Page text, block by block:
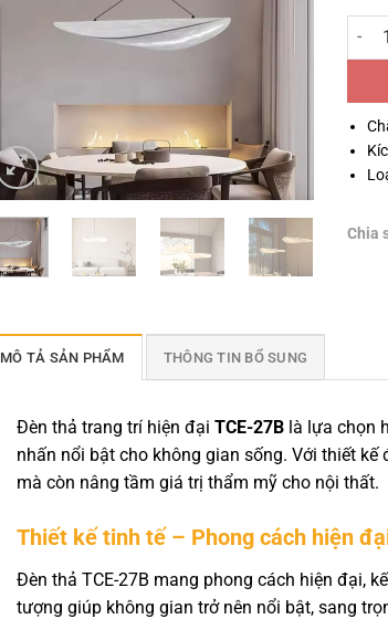
Đèn
Chia
MÔ TẢ SẢN PHẨM THÔNG TIN BỔ SUNG
Đèn thả trang trí hiện đại TCE-27B là lựa chọn
nhấn nổi bật cho không gian sống. Với thiết
mà còn nâng tầm giá trị thẩm mỹ cho nội thất.
Thiết kế tinh tế – Phong cách hiện
Đèn thả TCE-27B mang phong cách hiện đại,
tượng giúp không gian trở nên nổi bật, sang